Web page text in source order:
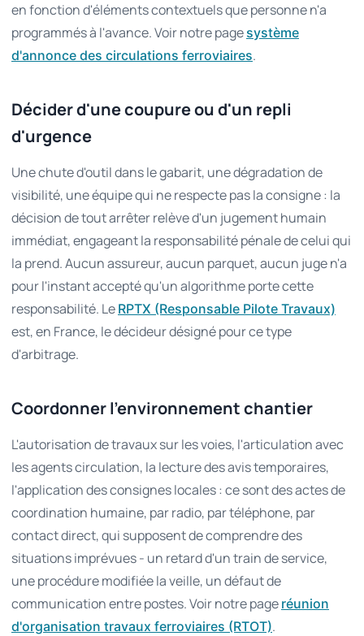
en fonction d'éléments contextuels que personne n'a
programmés à l'avance. Voir notre page système
d'annonce des circulations ferroviaires.
Décider d'une coupure ou d'un repli
d'urgence
Une chute d'outil dans le gabarit, une dégradation de
visibilité, une équipe qui ne respecte pas la consigne : la
décision de tout arrêter relève d'un jugement humain
immédiat, engageant la responsabilité pénale de celui qui
la prend. Aucun assureur, aucun parquet, aucun juge n'a
pour l'instant accepté qu'un algorithme porte cette
responsabilité. Le RPTX (Responsable Pilote Travaux)
est, en France, le décideur désigné pour ce type
d'arbitrage.
Coordonner l'environnement chantier
L'autorisation de travaux sur les voies, l'articulation avec
les agents circulation, la lecture des avis temporaires,
l'application des consignes locales : ce sont des actes de
coordination humaine, par radio, par téléphone, par
contact direct, qui supposent de comprendre des
situations imprévues - un retard d'un train de service,
une procédure modifiée la veille, un défaut de
communication entre postes. Voir notre page réunion
d'organisation travaux ferroviaires (RTOT).